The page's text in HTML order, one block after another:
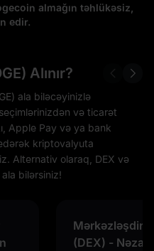
almağın təhlükəsiz,
edir.
Alınır?
ala biləcəyinizlə
və ticarət
Apple Pay və ya bank
kriptovalyuta
Alternativ olaraq, DEX və
bilərsiniz!
(DEX) -